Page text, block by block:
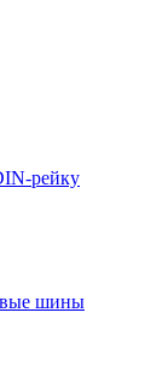
рейку
шины